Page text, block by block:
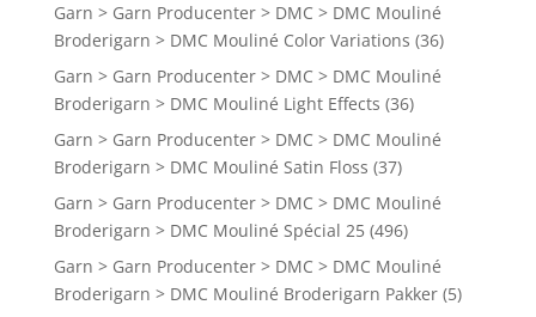
Garn > Garn Producenter > DMC > DMC Mouliné
Broderigarn > DMC Mouliné Color Variations (36)
Garn > Garn Producenter > DMC > DMC Mouliné
Broderigarn > DMC Mouliné Light Effects (36)
Garn > Garn Producenter > DMC > DMC Mouliné
Broderigarn > DMC Mouliné Satin Floss (37)
Garn > Garn Producenter > DMC > DMC Mouliné
Broderigarn > DMC Mouliné Spécial 25 (496)
Garn > Garn Producenter > DMC > DMC Mouliné
Broderigarn > DMC Mouliné Broderigarn Pakker (5)